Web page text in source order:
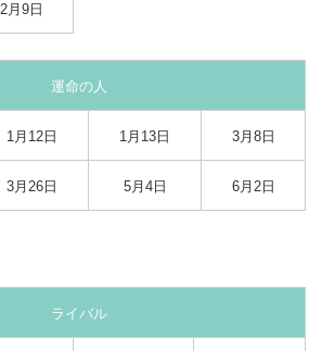
月9日
運命の人
1月12日 1月13日 3月8日
3月26日 5月4日 6月2日
ライバル